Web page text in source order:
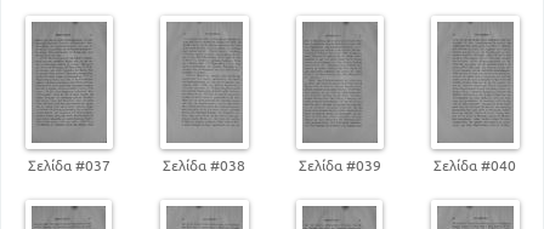
Σελίδα #037 Σελίδα #038 Σελίδα #039 Σελίδα #040